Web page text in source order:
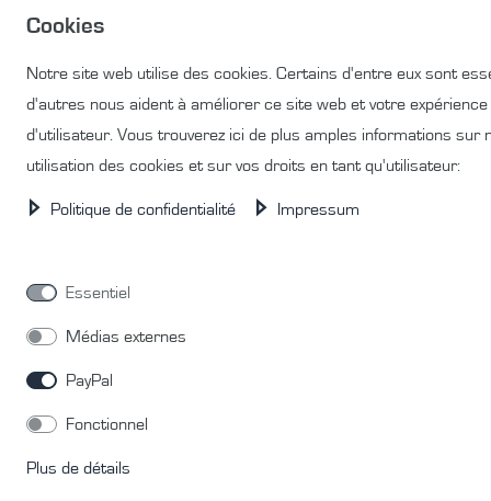
Cookies
Notre site web utilise des cookies. Certains d'entre eux sont
d'autres nous aident à améliorer ce site web et votre expérience
d'utilisateur. Vous trouverez ici de plus amples informations sur
utilisation des cookies et sur vos droits en tant qu'utilisateur:
Politique de confidentialité Impressum
Essentiel
Médias externes
PayPal
Fonctionnel
Plus de détails